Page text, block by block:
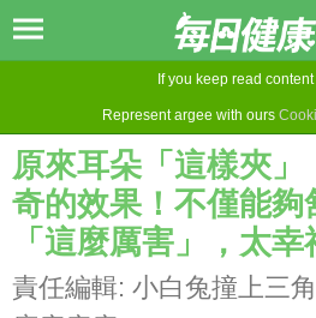
If you keep read content
Represent argee with ours
原來耳朵「這樣夾」
奇的效果！不僅能夠
「這麼厲害」，太幸
責任編輯: 小白兔撞上三